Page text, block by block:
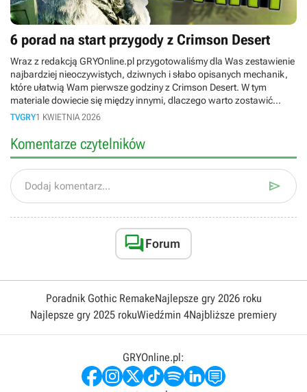
6 porad na start przygody z Crimson Desert
Wraz z redakcją GRYOnline.pl przygotowaliśmy dla Was zestawienie
najbardziej nieoczywistych, dziwnych i słabo opisanych mechanik,
które ułatwią Wam pierwsze godziny z Crimson Desert. W tym
materiale dowiecie się między innymi, dlaczego warto zostawić
zwiedzanie świata na później i dlaczego do kradzieży w tej grze
TVGRY1 KWIETNIA 2026
Komentarze czytelników
Dodaj komentarz... 
Forum
Poradnik Gothic RemakeNajlepsze gry 2026 roku
Najlepsze gry 2025 rokuWiedźmin 4Najbliższe premiery
GRYOnline.pl: